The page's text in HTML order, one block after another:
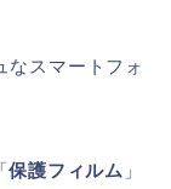
なスマートフォ
保護フィルム 」